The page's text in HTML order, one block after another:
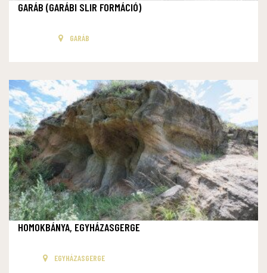
GARÁB (GARÁBI SLIR FORMÁCIÓ)
GARÁB
HOMOKBÁNYA, EGYHÁZASGERGE
EGYHÁZASGERGE